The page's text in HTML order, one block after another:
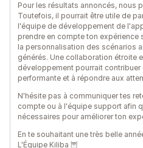
Pour les résultats annoncés, nous
Toutefois, il pourrait être utile de
l'équipe de développement de
prendre en compte ton expérience
la personnalisation des scénarios
générés. Une collaboration étroite
développement pourrait
performante et à répondre aux
N'hésite pas à communiquer tes
compte ou à l'équipe support afin
nécessaires pour améliorer ton
En te souhaitant une très belle
L'Équipe Kiliba 🦉